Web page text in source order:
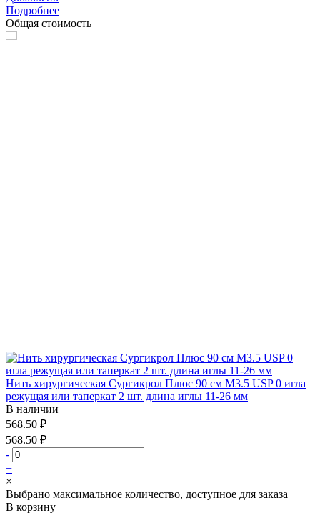
Подробнее
Общая стоимость
Нить хирургическая Сургикрол Плюс 90 см М3.5 USP 0 игла
режущая или таперкат 2 шт. длина иглы 11-26 мм
В наличии
568.50 ₽
568.50 ₽
-
+
×
Выбрано максимальное количество, доступное для заказа
В корзину